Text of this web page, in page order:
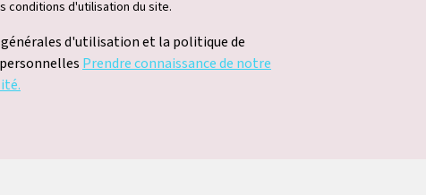
conditions d'utilisation du site.
d'utilisation et la politique de
Prendre connaissance de notre